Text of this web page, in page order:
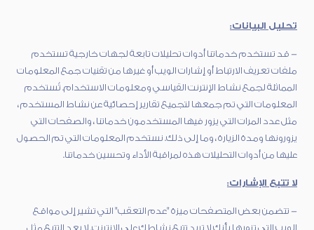
تحليل البيانات:
- قد تستخدم خدماتنا أدوات تحليلات تابعة لجهات خارجية تستخدم
ملفات تعريف الارتباط أو إشارات الويب أو غيرها من تقنيات جمع المعلومات
المماثلة لجمع نشاط الإنترنت القياسي ومعلومات الاستخدام. تُستخدم
المعلومات التي تم جمعها لتجميع تقارير إحصائية عن نشاط المستخدم ،
مثل عدد المرات التي يزور فيها المستخدمون خدماتنا ، والصفحات التي
يزورونها ومدة الزيارة ، وما إلى ذلك. نستخدم المعلومات التي تم الحصول
عليها من أدوات التحليلات هذه لمراقبة الأداء وتحسين خدماتنا.
لا تتبع الإشارات:
- تتضمن بعض المتصفحات ميزة "عدم التعقب" التي تشير إلى مواقع
الويب التي تزورها بأنك لا تريد تتبع نشاطك على الإنترنت. لا يعد التتبع مثل